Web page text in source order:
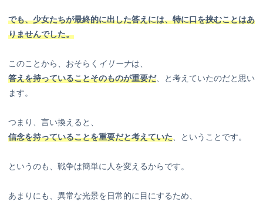
でも、少女たちが最終的に出した答えには、特に口を挟むことはあ
りませんでした。
このことから、おそらく イリーナは、
答えを持っていることそのものが重要だ、と考えていたのだと思い
ます。
つまり、言い換えると、
信念を持っていることを重要だと考えていた 、ということです。
というのも、戦争は簡単に人を変えるからです。
あまりにも、異常な光景を日常的に目にするため、